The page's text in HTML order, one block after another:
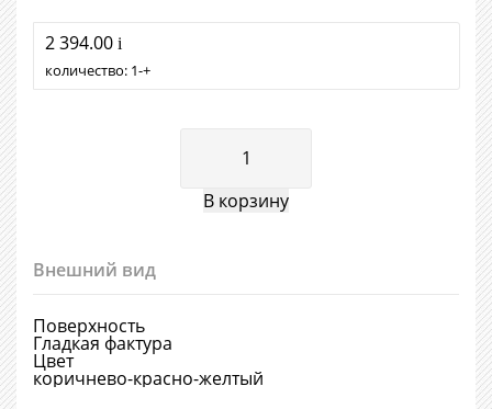
2 394.00 i
количество: 1 +
Внешний вид
Поверхность
Гладкая фактура
Цвет
коричнево-красно-желтый